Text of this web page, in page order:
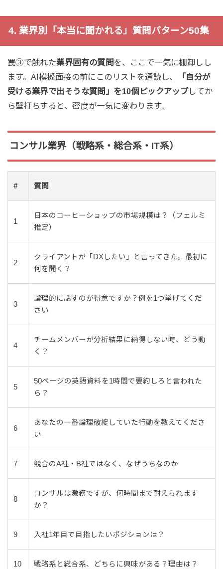
4. 業界別「本当に聞かれる」質問パターン50集
罠③で触れた業界固有の質問を、ここで一気に棚卸しし
ます。AI模擬面接の前にこのリストを通読し、
「自分が
受ける業界で出そうな質問」を10個ピックアップしてか
ら壁打ちすると、密度が一気に変わります。
コンサル業界（戦略系・総合系・IT系）
# 質問
1
日本のコーヒーショップの市場規模は？（フェルミ
推定）
2
クライアントが「DXしたい」と言ってきた。最初に
何を聞く？
3
論理的に話すのが得意ですか？例を1つ挙げてくだ
さい
4
チームメンバーが分析結果に納得しない時、どう動
く？
5
50ページの英語資料を1時間で要約しろと言われた
ら？
6
あなたの一番論理破綻していた行動を教えてくださ
い
7 競合のA社・B社ではなく、なぜうちなのか
8
コンサルは激務ですが、何時間まで耐えられます
か？
9 入社1年目で目指したいポジションは？
10 戦略系と総合系、どちらに興味がある？理由は？